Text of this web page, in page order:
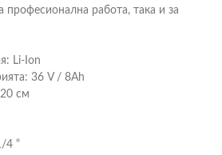
професионална работа, така и за
Li-Ion
36 V / 8Ah
см
4 “